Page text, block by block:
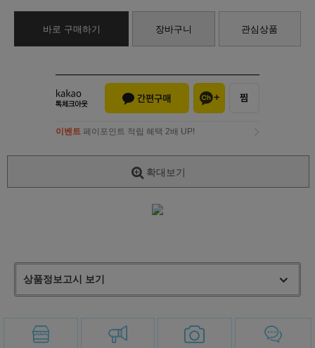
바로 구매하기 장바구니 관심상품
이벤트 페이포인트 적립 혜택 2배 UP!
확대보기
상품정보고시 보기